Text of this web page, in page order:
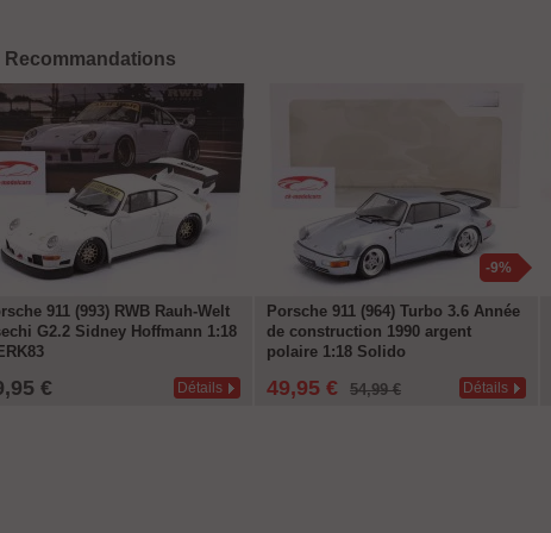
Recommandations
911 (993) RWB Rauh-Welt
G2.2 Sidney Hoffmann 1:18
€ Détails
-9%
Porsche 911 (964) Turbo 3.6 Année
de construction 1990 argent
polaire 1:18 Solido
49,95 € 54,99 € Détails